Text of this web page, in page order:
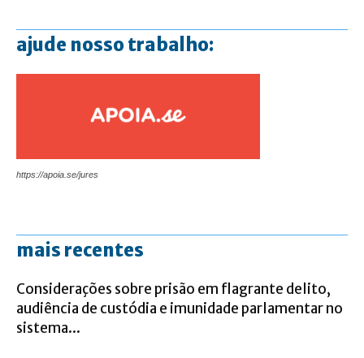
ajude nosso trabalho:
https://apoia.se/jures
mais recentes
Considerações sobre prisão em flagrante delito,
audiência de custódia e imunidade parlamentar no
sistema...